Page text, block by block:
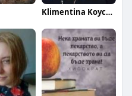
Klimentina Koycheva